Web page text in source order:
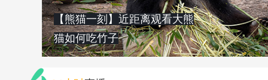
【熊猫一刻】近距离观看大熊
猫如何吃竹子